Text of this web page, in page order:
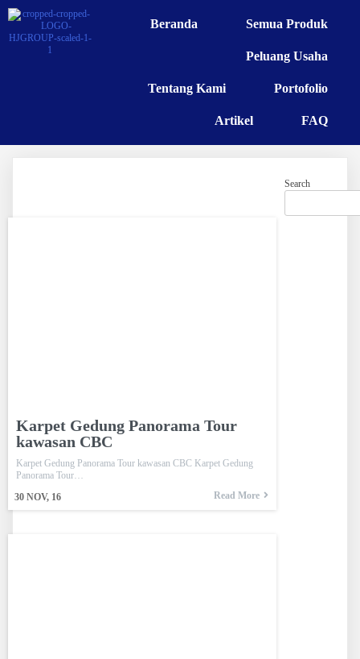
Beranda Semua Produk
Peluang Usaha
Tentang Kami Portofolio
Artikel FAQ
Karpet Gedung Panorama Tour
kawasan CBC
30 NOV, 16
Karpet Gedung Panorama Tour kawasan CBC Karpet Gedung
Panorama Tour…
Read More
Search